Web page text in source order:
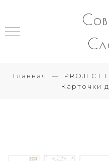
Главная
Карточки